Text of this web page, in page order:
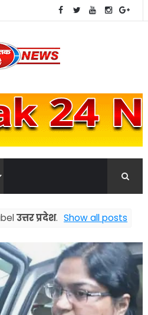
उत्तर प्रदेश. Show all posts